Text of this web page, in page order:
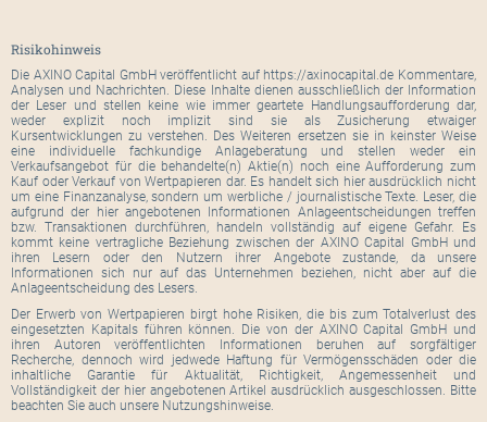
Risikohinweis
Die AXINO Capital GmbH veröffentlicht auf https://axinocapital.de Kommentare,
Analysen und Nachrichten. Diese Inhalte dienen ausschließlich der Information
der Leser und stellen keine wie immer geartete Handlungsaufforderung dar,
weder explizit noch implizit sind sie als Zusicherung etwaiger
Kursentwicklungen zu verstehen. Des Weiteren ersetzen sie in keinster Weise
eine individuelle fachkundige Anlageberatung und stellen weder ein
Verkaufsangebot für die behandelte(n) Aktie(n) noch eine Aufforderung zum
Kauf oder Verkauf von Wertpapieren dar. Es handelt sich hier ausdrücklich nicht
um eine Finanzanalyse, sondern um werbliche / journalistische Texte. Leser, die
aufgrund der hier angebotenen Informationen Anlageentscheidungen treffen
bzw. Transaktionen durchführen, handeln vollständig auf eigene Gefahr. Es
kommt keine vertragliche Beziehung zwischen der AXINO Capital GmbH und
ihren Lesern oder den Nutzern ihrer Angebote zustande, da unsere
Informationen sich nur auf das Unternehmen beziehen, nicht aber auf die
Anlageentscheidung des Lesers.
Der Erwerb von Wertpapieren birgt hohe Risiken, die bis zum Totalverlust des
eingesetzten Kapitals führen können. Die von der AXINO Capital GmbH und
ihren Autoren veröffentlichten Informationen beruhen auf sorgfältiger
Recherche, dennoch wird jedwede Haftung für Vermögensschäden oder die
inhaltliche Garantie für Aktualität, Richtigkeit, Angemessenheit und
Vollständigkeit der hier angebotenen Artikel ausdrücklich ausgeschlossen. Bitte
beachten Sie auch unsere Nutzungshinweise.